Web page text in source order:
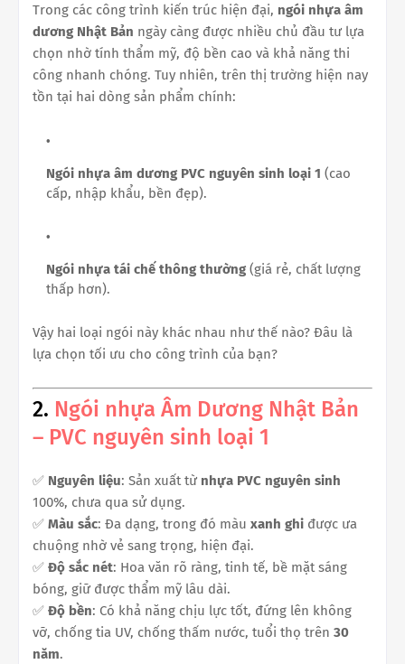
Trong các công trình kiến trúc hiện đại, ngói nhựa âm
dương Nhật Bản ngày càng được nhiều chủ đầu tư lựa
chọn nhờ tính thẩm mỹ, độ bền cao và khả năng thi
công nhanh chóng. Tuy nhiên, trên thị trường hiện nay
tồn tại hai dòng sản phẩm chính:
Ngói nhựa âm dương PVC nguyên sinh loại 1 (cao
cấp, nhập khẩu, bền đẹp).
Ngói nhựa tái chế thông thường (giá rẻ, chất lượng
thấp hơn).
Vậy hai loại ngói này khác nhau như thế nào? Đâu là
lựa chọn tối ưu cho công trình của bạn?
2. Ngói nhựa Âm Dương Nhật Bản
– PVC nguyên sinh loại 1
✅ Nguyên liệu: Sản xuất từ nhựa PVC nguyên sinh
100%, chưa qua sử dụng.
✅ Màu sắc: Đa dạng, trong đó màu xanh ghi được ưa
chuộng nhờ vẻ sang trọng, hiện đại.
✅ Độ sắc nét: Hoa văn rõ ràng, tinh tế, bề mặt sáng
bóng, giữ được thẩm mỹ lâu dài.
✅ Độ bền: Có khả năng chịu lực tốt, đứng lên không
vỡ, chống tia UV, chống thấm nước, tuổi thọ trên 30
năm.